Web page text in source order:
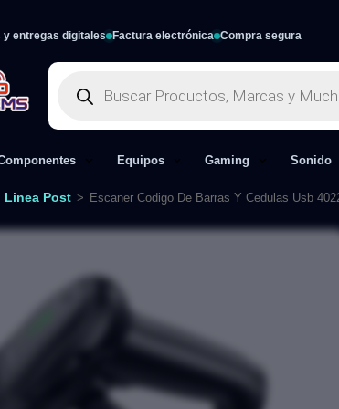
y entregas digitales Factura electrónica Compra segura
Equipos Gaming Sonido
Linea Post > Escaner Codigo De Barras Y Cedulas Usb